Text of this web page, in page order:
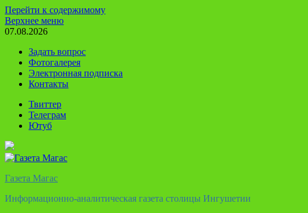
Перейти к содержимому
Верхнее меню
07.08.2026
Задать вопрос
Фотогалерея
Электронная подписка
Контакты
Твиттер
Телеграм
Ютуб
Газета Магас
Информационно-аналитическая газета столицы Ингушетии